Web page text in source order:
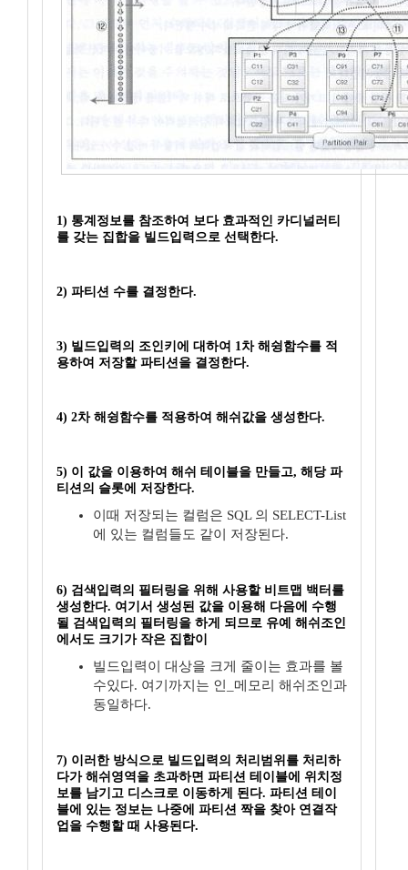
1) 통계정보를 참조하여 보다 효과적인 카디널러티
를 갖는 집합을 빌드입력으로 선택한다.
2) 파티션 수를 결정한다.
3) 빌드입력의 조인키에 대하여 1차 해슁함수를 적
용하여 저장할 파티션을 결정한다.
4) 2차 해슁함수를 적용하여 해쉬값을 생성한다.
5) 이 값을 이용하여 해쉬 테이블을 만들고, 해당 파
티션의 슬롯에 저장한다.
이때 저장되는 컬럼은 SQL 의 SELECT-List
에 있는 컬럼들도 같이 저장된다.
6) 검색입력의 필터링을 위해 사용할 비트맵 백터를
생성한다. 여기서 생성된 값을 이용해 다음에 수행
될 검색입력의 필터링을 하게 되므로 유예 해쉬조인
에서도 크기가 작은 집합이
빌드입력이 대상을 크게 줄이는 효과를 볼
수있다. 여기까지는 인_메모리 해쉬조인과
동일하다.
7) 이러한 방식으로 빌드입력의 처리범위를 처리하
다가 해쉬영역을 초과하면 파티션 테이블에 위치정
보를 남기고 디스크로 이동하게 된다. 파티션 테이
블에 있는 정보는 나중에 파티션 짝을 찾아 연결작
업을 수행할 때 사용된다.